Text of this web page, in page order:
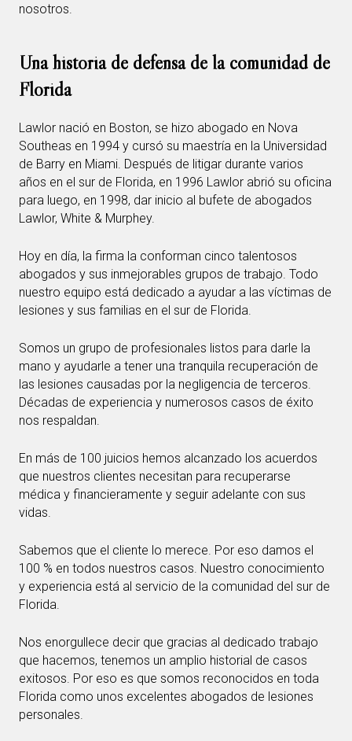
nosotros.
Una historia de defensa de la comunidad de
Florida
Lawlor nació en Boston, se hizo abogado en Nova
Southeas en 1994 y cursó su maestría en la Universidad
de Barry en Miami. Después de litigar durante varios
años en el sur de Florida, en 1996 Lawlor abrió su oficina
para luego, en 1998, dar inicio al bufete de abogados
Lawlor, White & Murphey.
Hoy en día, la firma la conforman cinco talentosos
abogados y sus inmejorables grupos de trabajo. Todo
nuestro equipo está dedicado a ayudar a las víctimas de
lesiones y sus familias en el sur de Florida.
Somos un grupo de profesionales listos para darle la
mano y ayudarle a tener una tranquila recuperación de
las lesiones causadas por la negligencia de terceros.
Décadas de experiencia y numerosos casos de éxito
nos respaldan.
En más de 100 juicios hemos alcanzado los acuerdos
que nuestros clientes necesitan para recuperarse
médica y financieramente y seguir adelante con sus
vidas.
Sabemos que el cliente lo merece. Por eso damos el
100 % en todos nuestros casos. Nuestro conocimiento
y experiencia está al servicio de la comunidad del sur de
Florida.
Nos enorgullece decir que gracias al dedicado trabajo
que hacemos, tenemos un amplio historial de casos
exitosos. Por eso es que somos reconocidos en toda
Florida como unos excelentes abogados de lesiones
personales.